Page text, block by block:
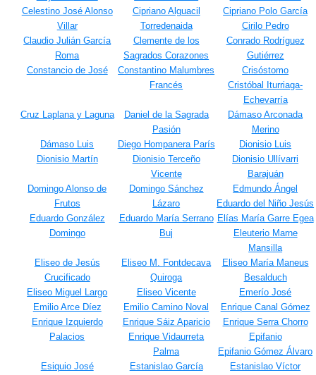
Celestino José Alonso
Villar
Cipriano Alguacil
Torredenaida
Cipriano Polo García
Cirilo Pedro
Claudio Julián García
Roma
Clemente de los
Sagrados Corazones
Conrado Rodríguez
Gutiérrez
Constancio de José
Constantino Malumbres
Francés
Crisóstomo
Cristóbal Iturriaga-
Echevarría
Cruz Laplana y Laguna
Daniel de la Sagrada
Pasión
Dámaso Arconada
Merino
Dámaso Luis
Diego Hompanera París
Dionisio Luis
Dionisio Martín
Dionisio Terceño
Vicente
Dionisio Ullívarri
Barajuán
Domingo Alonso de
Frutos
Domingo Sánchez
Lázaro
Edmundo Ángel
Eduardo del Niño Jesús
Eduardo González
Domingo
Eduardo María Serrano
Buj
Elías María Garre Egea
Eleuterio Marne
Mansilla
Eliseo de Jesús
Crucificado
Eliseo M. Fontdecava
Quiroga
Eliseo María Maneus
Besalduch
Eliseo Miguel Largo
Eliseo Vicente
Emerío José
Emilio Arce Díez
Emilio Camino Noval
Enrique Canal Gómez
Enrique Izquierdo
Palacios
Enrique Sáiz Aparicio
Enrique Serra Chorro
Enrique Vidaurreta
Palma
Epifanio
Epifanio Gómez Álvaro
Esiquio José
Estanislao García
Estanislao Víctor